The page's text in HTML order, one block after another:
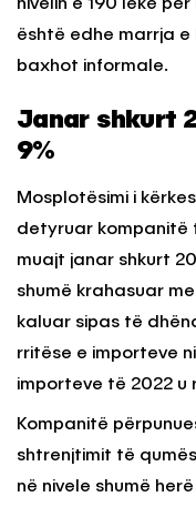
nivelin e 190 lekë
është edhe marrja
baxhot informale.
Janar shkurt
9%
Mosplotësimi i
detyruar kompanitë
muajt janar shkurt
shumë krahasuar
kaluar sipas të
rritëse e importeve
importeve të 2022 u
Kompanitë
shtrenjtimit të
në nivele shumë